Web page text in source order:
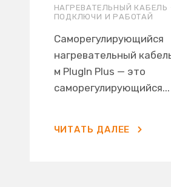
НАГРЕВАТЕЛЬНЫЙ КАБЕЛЬ
ПОДКЛЮЧИ И РАБОТАЙ
Саморегулирующийся
нагревательный
м PlugIn Plus — это
саморегулирующийся...
ЧИТАТЬ ДАЛЕЕ